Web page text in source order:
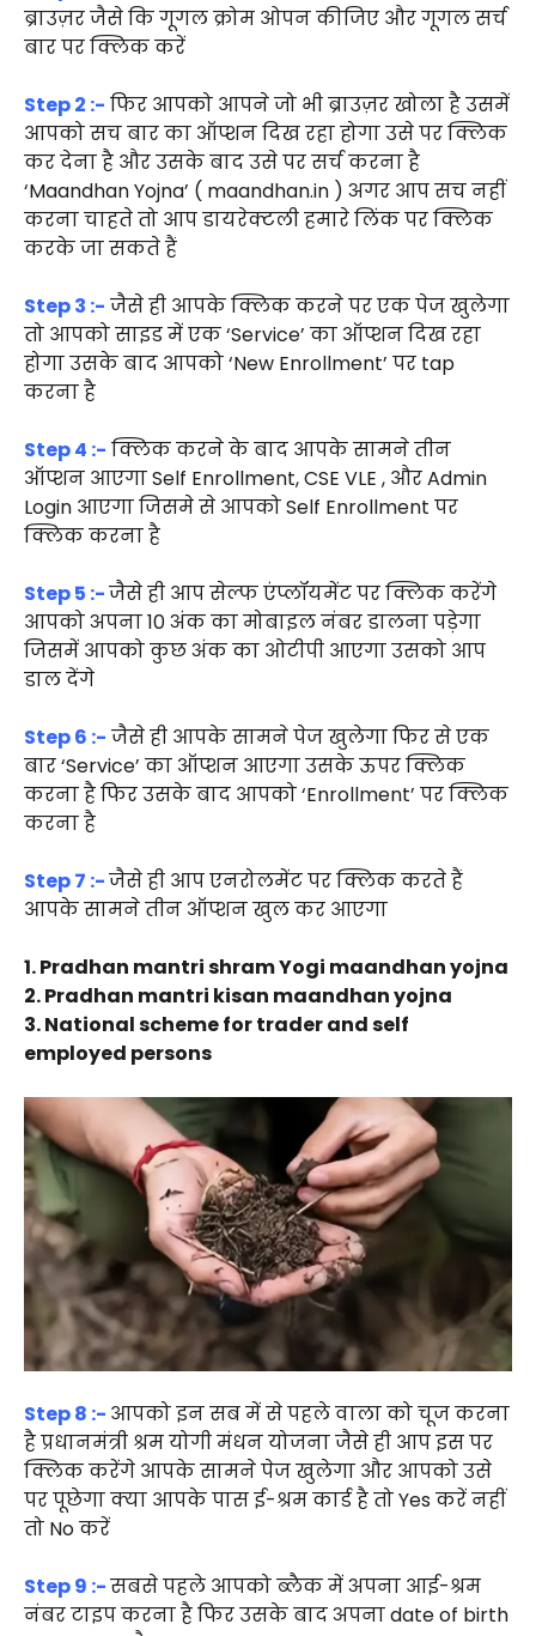
ब्राउज़र जैसे कि गूगल क्रोम ओपन कीजिए और गूगल सर्च
बार पर क्लिक करें
Step 2 :- फिर आपको आपने जो भी ब्राउज़र खोला है उसमें
आपको सच बार का ऑप्शन दिख रहा होगा उसे पर क्लिक
कर देना है और उसके बाद उसे पर सर्च करना है
‘Maandhan Yojna’ ( maandhan.in ) अगर आप सच नहीं
करना चाहते तो आप डायरेक्टली हमारे लिंक पर क्लिक
करके जा सकते हैं
Step 3 :- जैसे ही आपके क्लिक करने पर एक पेज खुलेगा
तो आपको साइड में एक ‘Service’ का ऑप्शन दिख रहा
होगा उसके बाद आपको ‘New Enrollment’ पर tap
करना है
Step 4 :- क्लिक करने के बाद आपके सामने तीन
ऑप्शन आएगा Self Enrollment, CSE VLE , और Admin
Login आएगा जिसमे से आपको Self Enrollment पर
क्लिक करना है
Step 5 :-जैसे ही आप सेल्फ एंप्लॉयमेंट पर क्लिक करेंगे
आपको अपना 10 अंक का मोबाइल नंबर डालना पड़ेगा
जिसमें आपको कुछ अंक का ओटीपी आएगा उसको आप
डाल देंगे
Step 6 :- जैसे ही आपके सामने पेज खुलेगा फिर से एक
बार ‘Service’ का ऑप्शन आएगा उसके ऊपर क्लिक
करना है फिर उसके बाद आपको ‘Enrollment’ पर क्लिक
करना है
Step 7 :-जैसे ही आप एनरोलमेंट पर क्लिक करते हैं
आपके सामने तीन ऑप्शन खुल कर आएगा
1. Pradhan mantri shram Yogi maandhan yojna
2. Pradhan mantri kisan maandhan yojna
3. National scheme for trader and self
employed persons
Step 8 :- आपको इन सब में से पहले वाला को चूज करना
है प्रधानमंत्री श्रम योगी मंधन योजना जैसे ही आप इस पर
क्लिक करेंगे आपके सामने पेज खुलेगा और आपको उसे
पर पूछेगा क्या आपके पास ई-श्रम कार्ड है तो Yes करें नहीं
तो No करें
Step 9 :-सबसे पहले आपको ब्लैक में अपना आई-श्रम
नंबर टाइप करना है फिर उसके बाद अपना date of birth